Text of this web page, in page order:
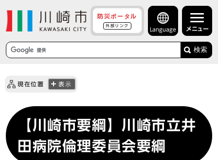
防災ポータル
外部リンク
Language メニュー
検索
現在位置 表示
【川崎市要綱】川崎市立井
田病院倫理委員会要綱